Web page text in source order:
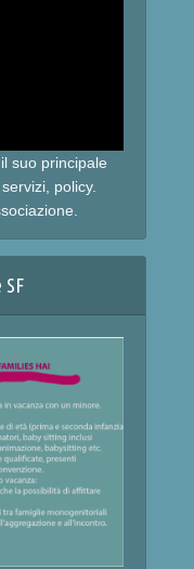
suo principale
policy.
SF